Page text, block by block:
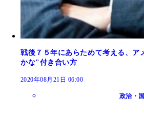
戦後７５年にあらためて考える、ア
かな"付き合い方
2020年08月21日 06:00
政治・